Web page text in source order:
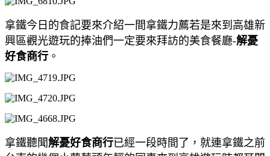
拿鐵今日的食記要來介紹一間拿鐵力薦若是來到高雄新
興區觀光遊玩的捧油們一定要來拜訪的美食餐廳-解憂
好食商行 。
拿鐵聽聞解憂好食商行已經一段時間了，就連拿鐵之前